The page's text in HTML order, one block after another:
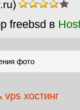
freebsd в
фото
vps хостинг